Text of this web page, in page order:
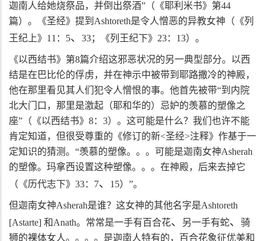
迦南人给她烧祭品，并倒出祭酒”（《耶利米书》第44
篇）。《圣经》提到 Ashtoreth是令人憎恶的异教女神（《列
王纪上》 11 ： 5、 33；《列王纪下》 23： 13）。
《以西结书》第8篇介绍这邪恶状况的另一典型部分。以西
结是在巴比伦的俘虏，并在神示中被带到耶路撒冷的神殿，
他在那里看见其人们犯令人憎恨的事。他首先被带“到内院
北大门口，那里是激起（耶和华的）忌妒的羡慕的塑像之
座”（《以西结书》 8： 3）。这可能是什么？我们也许不能
肯定知道，但很受尊重的《修订的新<圣经>注释》作基于一
定知识的猜测。“羡慕的塑像。。。可能是迦南女神Asherah
的塑像。玛拿西设置这种塑像。。。在神殿，后来去掉它
（《历代志下》 33： 7、 15）”。
但迦南女神Asherah是谁？这女神的其他名字是Ashtoreth
[Astarte] 和Anath。常常是一手有百合花、 另一手有蛇、
骑
狮的裸体女人。。。。是迦南人特有的，百合花象征优美和